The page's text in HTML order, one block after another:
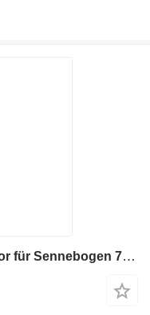
Linde 0773110200 Hydraulikmotor für Sennebogen 735M-HD 2006R Bagger